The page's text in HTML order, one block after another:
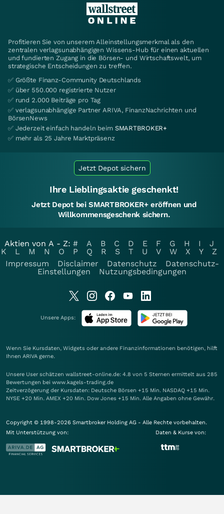
Profitieren Sie von unserem Alleinstellungsmerkmal als den
zentralen verlagsunabhängigen Wissens-Hub für einen aktuellen
und fundierten Zugang in die Börsen- und Wirtschaftswelt, um
strategische Entscheidungen zu treffen.
✅ Größte Finanz-Community Deutschlands
✅ über 550.000 registrierte Nutzer
✅ rund 2.000 Beiträge pro Tag
✅ verlagsunabhängige Partner ARIVA, FinanzNachrichten und
BörsenNews
✅ Jederzeit einfach handeln beim SMARTBROKER+
✅ mehr als 25 Jahre Marktpräsenz
Jetzt Depot sichern
Ihre Lieblingsaktie geschenkt!
Jetzt Depot bei SMARTBROKER+ eröffnen und
Willkommensgeschenk sichern.
Aktien von A - Z: # A B C D E F G H I
J
K
L M N O P Q R S T U V W X Y
Z
Impressum
Disclaimer Datenschutz
Datenschutz-
Einstellungen
Nutzungsbedingungen
Unsere Apps:
Wenn Sie Kursdaten, Widgets oder andere Finanzinformationen benötigen, hilft
Ihnen ARIVA gerne.
Unsere User schätzen wallstreet-online.de: 4.8 von 5 Sternen ermittelt aus 285
Bewertungen bei www.kagels-trading.de
Zeitverzögerung der Kursdaten: Deutsche Börsen +15 Min. NASDAQ +15 Min.
NYSE +20 Min. AMEX +20 Min. Dow Jones +15 Min. Alle Angaben ohne Gewähr.
Copyright © 1998-2026 Smartbroker Holding AG - Alle Rechte vorbehalten.
Mit Unterstützung von:
Daten & Kurse von: